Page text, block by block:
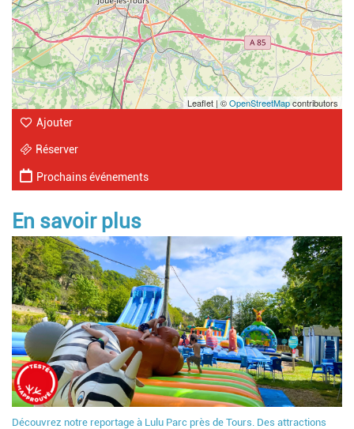
Leaflet | ©OpenStreetMapcontributors
Ajouter
Réserver
Prochains événements
En savoir plus
Découvrez notre reportage à Lulu Parc près de Tours. Des attractions